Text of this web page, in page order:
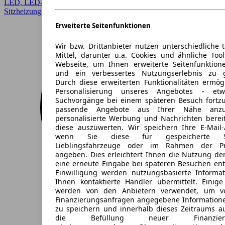
Erweiterte Seitenfunktionen
Wir bzw. Drittanbieter nutzen unterschiedliche
Mittel, darunter u.a. Cookies und ähnliche
Webseite, um Ihnen erweiterte
und ein verbessertes Nutzungserlebnis zu
Durch diese erweiterten Funktionalitäten
Personalisierung unseres Angebotes -
Suchvorgänge bei einem späteren Besuch
passende Angebote aus Ihrer Nähe
personalisierte Werbung und Nachrichten
diese auszuwerten. Wir speichern Ihre E-Mail-
wenn Sie diese für gespeicherte
Lieblingsfahrzeuge oder im Rahmen der
angeben. Dies erleichtert Ihnen die Nutzung
eine erneute Eingabe bei späteren Besuchen
Einwilligung werden nutzungsbasierte
Ihnen kontaktierte Händler übermittelt. Einige
werden von den Anbietern verwendet, um
Finanzierungsanfragen angegebene
zu speichern und innerhalb dieses Zeitraums
die Befüllung neuer
LED, LED-Scheinwerfer, Lichtsensor, Regensensor, Sitzheizung,
Sitzheizung vorn